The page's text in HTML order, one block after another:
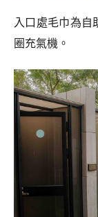
入口處毛巾為自
圈充氣機。